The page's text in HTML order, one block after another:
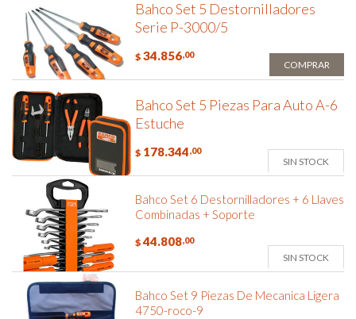
Bahco Set 5 Destornilladores
Serie P-3000/5
$ 34.856,00
COMPRAR
Bahco Set 5 Piezas Para Auto A-6
Estuche
$ 178.344,00
SIN STOCK
Bahco Set 6 Destornilladores + 6 Llaves
Combinadas + Soporte
$ 44.808,00
SIN STOCK
Bahco Set 9 Piezas De Mecanica Ligera
4750-roco-9